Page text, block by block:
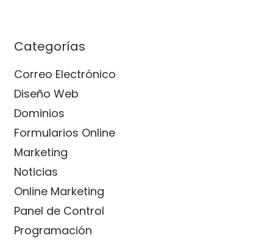
Categorías
Correo Electrónico
Diseño Web
Dominios
Formularios Online
Marketing
Noticias
Online Marketing
Panel de Control
Programación